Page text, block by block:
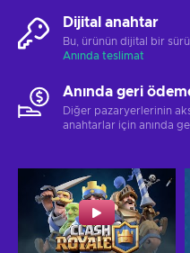
Dijital anahtar
Bu, ürünün dijital bir
Anında teslimat
Anında geri
Diğer pazaryerlerinin
anahtarlar için anında